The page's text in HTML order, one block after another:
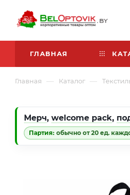
ГЛАВНАЯ
Главная — Каталог —
Мерч, welcome pack,
Партия: обычно от 20 ед.